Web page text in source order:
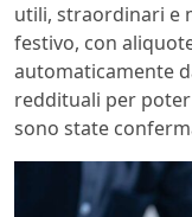
utili, straordinari e
festivo, con
automaticamente
reddituali per
sono state